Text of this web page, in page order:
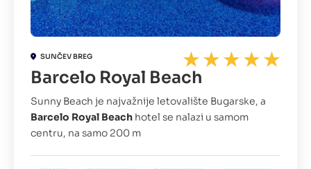
SUNČEV BREG
Barcelo Royal Beach
Sunny Beach je najvažnije letovalište Bugarske, a
Barcelo Royal Beach hotel se nalazi u samom
centru, na samo 200 m